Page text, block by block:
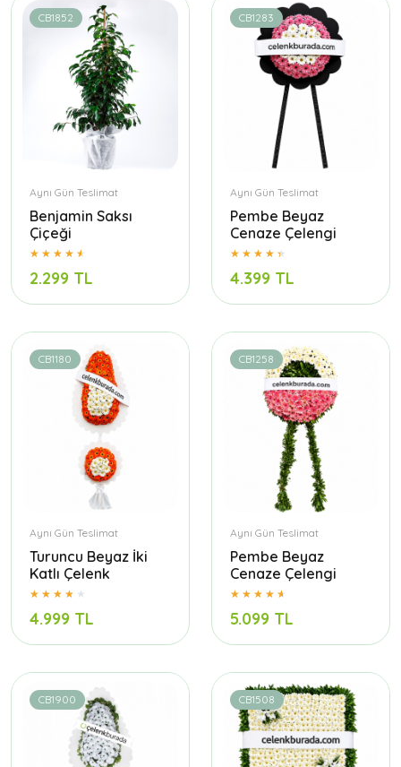
CB1852
Aynı Gün Teslimat
Benjamin Saksı
Çiçeği
2.299 TL
CB1283
Aynı Gün Teslimat
Pembe Beyaz
Cenaze Çelengi
4.399 TL
CB1180
Aynı Gün Teslimat
Turuncu Beyaz İki
Katlı Çelenk
4.999 TL
CB1258
Aynı Gün Teslimat
Pembe Beyaz
Cenaze Çelengi
5.099 TL
CB1900 CB1508